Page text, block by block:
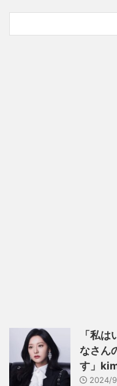
「私
なさん
す」
2024/